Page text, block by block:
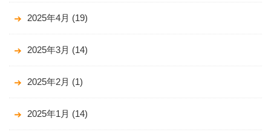
2025年4月 (19)
2025年3月 (14)
2025年2月 (1)
2025年1月 (14)